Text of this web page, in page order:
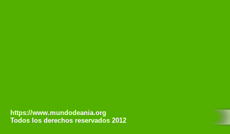
https://www.mundodeania.org
Todos los derechos reservados 2012